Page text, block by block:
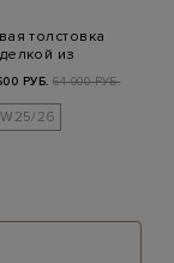
толстовка
из
РУБ. 64 000 РУБ.
26